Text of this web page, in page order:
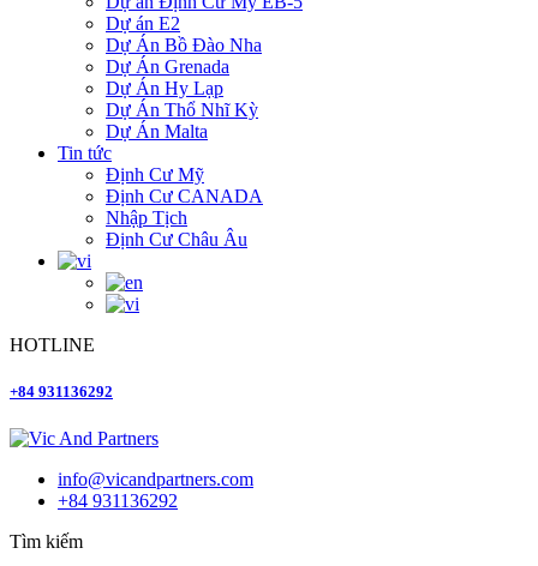
Dự án E2
Dự Án Bồ Đào Nha
Dự Án Grenada
Dự Án Hy Lạp
Dự Án Thổ Nhĩ Kỳ
Dự Án Malta
Tin tức
Định Cư Mỹ
Định Cư CANADA
Nhập Tịch
Định Cư Châu Âu
HOTLINE
+84 931136292
info@vicandpartners.com
+84 931136292
Tìm kiếm